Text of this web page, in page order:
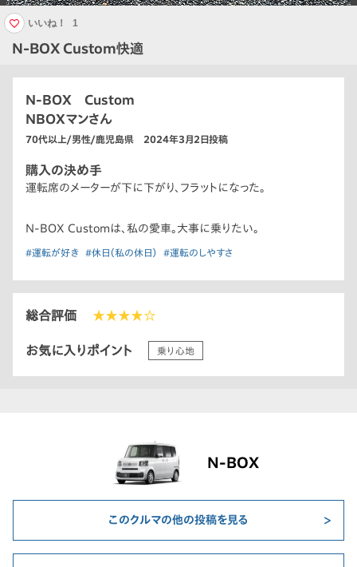
N-BOX Custom快適
いいね！ 1
N-BOX Custom
NBOXマンさん
70代以上/男性/鹿児島県 2024年3月2日投稿
購入の決め手
運転席のメーターが下に下がり、フラットになった。
N-BOX Customは、私の愛車。大事に乗りたい。
#運転が好き #休日（私の休日） #運転のしやすさ
総合評価 ★★★★☆
お気に入りポイント 乗り心地
N-BOX
このクルマの他の投稿を見る